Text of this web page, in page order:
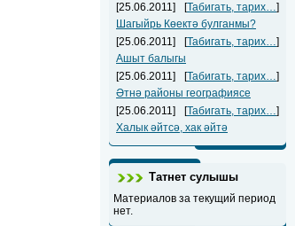
[25.06.2011]
[Табигать, тарих…]
Шагыйрь Көектә булганмы?
[25.06.2011]
[Табигать, тарих…]
Ашыт балыгы
[25.06.2011]
[Табигать, тарих…]
Әтнә районы географиясе
[25.06.2011]
[Табигать, тарих…]
Халык әйтсә, хак әйтә
Татнет сулышы
Материалов за текущий период
нет.